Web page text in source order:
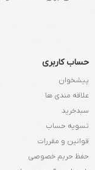
حساب کاربری
پیشخوان
علاقه مندی ها
سبدخرید
تسویه حساب
قوانین و مقررات
حفظ حریم خصوصی